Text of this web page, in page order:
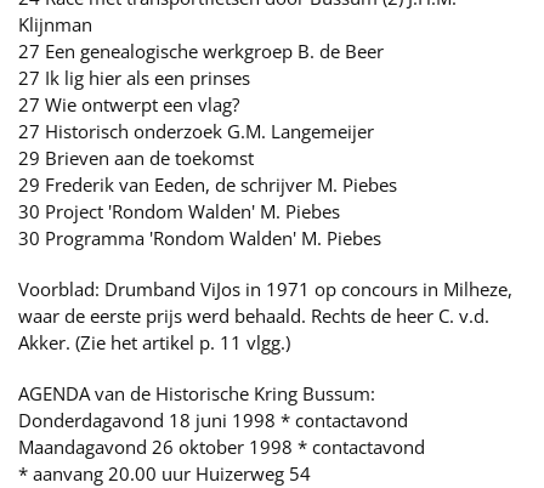
Klijnman
27 Een genealogische werkgroep B. de Beer
27 Ik lig hier als een prinses
27 Wie ontwerpt een vlag?
27 Historisch onderzoek G.M. Langemeijer
29 Brieven aan de toekomst
29 Frederik van Eeden, de schrijver M. Piebes
30 Project 'Rondom Walden' M. Piebes
30 Programma 'Rondom Walden' M. Piebes
Voorblad: Drumband ViJos in 1971 op concours in Milheze,
waar de eerste prijs werd behaald. Rechts de heer C. v.d.
Akker. (Zie het artikel p. 11 vlgg.)
AGENDA van de Historische Kring Bussum:
Donderdagavond 18 juni 1998 * contactavond
Maandagavond 26 oktober 1998 * contactavond
* aanvang 20.00 uur Huizerweg 54